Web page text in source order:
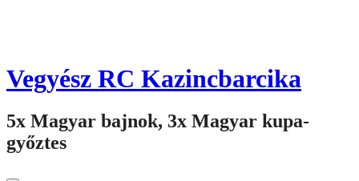
Vegyész RC Kazincbarcika
5x Magyar bajnok, 3x Magyar kupa-
győztes